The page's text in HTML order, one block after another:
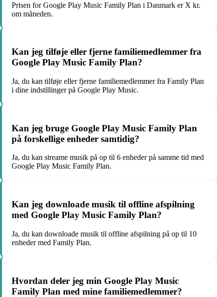
Prisen for Google Play Music Family Plan i Danmark er X kr.
om måneden.
Kan jeg tilføje eller fjerne familiemedlemmer fra
Google Play Music Family Plan?
Ja, du kan tilføje eller fjerne familiemedlemmer fra Family Plan
i dine indstillinger på Google Play Music.
Kan jeg bruge Google Play Music Family Plan
på forskellige enheder samtidig?
Ja, du kan streame musik på op til 6 enheder på samme tid med
Google Play Music Family Plan.
Kan jeg downloade musik til offline afspilning
med Google Play Music Family Plan?
Ja, du kan downloade musik til offline afspilning på op til 10
enheder med Family Plan.
Hvordan deler jeg min Google Play Music
Family Plan med mine familiemedlemmer?